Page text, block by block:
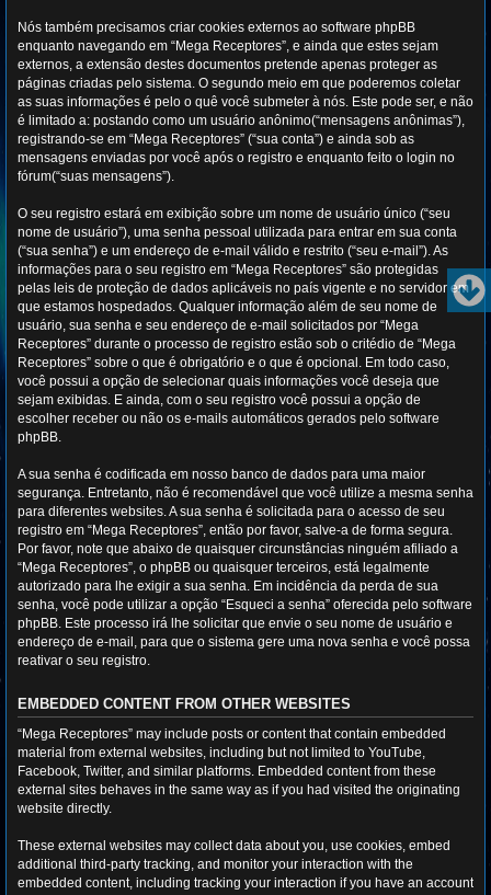
Nós também precisamos criar cookies externos ao software phpBB
enquanto navegando em “Mega Receptores”, e ainda que estes sejam
externos, a extensão destes documentos pretende apenas proteger as
páginas criadas pelo sistema. O segundo meio em que poderemos coletar
as suas informações é pelo o quê você submeter à nós. Este pode ser, e não
é limitado a: postando como um usuário anônimo(“mensagens anônimas”),
registrando-se em “Mega Receptores” (“sua conta”) e ainda sob as
mensagens enviadas por você após o registro e enquanto feito o login no
fórum(“suas mensagens”).
O seu registro estará em exibição sobre um nome de usuário único (“seu
nome de usuário”), uma senha pessoal utilizada para entrar em sua conta
(“sua senha”) e um endereço de e-mail válido e restrito (“seu e-mail”). As
informações para o seu registro em “Mega Receptores” são protegidas
pelas leis de proteção de dados aplicáveis no país vigente e no servidor em
que estamos hospedados. Qualquer informação além de seu nome de
usuário, sua senha e seu endereço de e-mail solicitados por “Mega
Receptores” durante o processo de registro estão sob o critédio de “Mega
Receptores” sobre o que é obrigatório e o que é opcional. Em todo caso,
você possui a opção de selecionar quais informações você deseja que
sejam exibidas. E ainda, com o seu registro você possui a opção de
escolher receber ou não os e-mails automáticos gerados pelo software
phpBB.
A sua senha é codificada em nosso banco de dados para uma maior
segurança. Entretanto, não é recomendável que você utilize a mesma senha
para diferentes websites. A sua senha é solicitada para o acesso de seu
registro em “Mega Receptores”, então por favor, salve-a de forma segura.
Por favor, note que abaixo de quaisquer circunstâncias ninguém afiliado a
“Mega Receptores”, o phpBB ou quaisquer terceiros, está legalmente
autorizado para lhe exigir a sua senha. Em incidência da perda de sua
senha, você pode utilizar a opção “Esqueci a senha” oferecida pelo software
phpBB. Este processo irá lhe solicitar que envie o seu nome de usuário e
endereço de e-mail, para que o sistema gere uma nova senha e você possa
reativar o seu registro.
EMBEDDED CONTENT FROM OTHER WEBSITES
“Mega Receptores” may include posts or content that contain embedded
material from external websites, including but not limited to YouTube,
Facebook, Twitter, and similar platforms. Embedded content from these
external sites behaves in the same way as if you had visited the originating
website directly.
These external websites may collect data about you, use cookies, embed
additional third-party tracking, and monitor your interaction with the
embedded content, including tracking your interaction if you have an account